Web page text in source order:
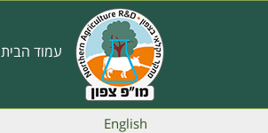
Main
navigation
עמוד הבית
English